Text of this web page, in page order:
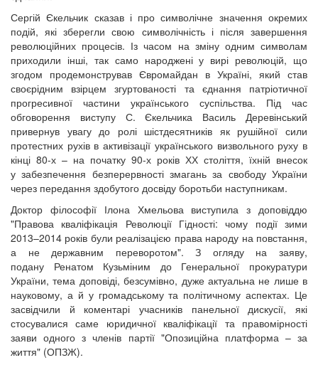
Сергій Єкельчик сказав і про символічне значення окремих
подій, які зберегли свою символічність і після завершення
революційних процесів. Із часом на зміну одним символам
приходили інші, так само народжені у вирі революцій, що
згодом продемонстрував Євромайдан в Україні, який став
своєрідним взірцем згуртованості та єднання патріотичної
прогресивної частини українського суспільства. Під час
обговорення виступу С. Єкельчика Василь Деревінський
привернув увагу до ролі шістдесятників як рушійної сили
протестних рухів в активізації українського визвольного руху в
кінці 80-х – на початку 90-х років ХХ століття, їхній внесок
у забезпечення безперервності змагань за свободу України
через передання здобутого досвіду боротьби наступникам.
Доктор філософії Ілона Хмельова виступила з доповіддю
"Правова кваліфікація Революції Гідності: чому події зими
2013–2014 років були реалізацією права народу на повстання,
а не державним переворотом". З огляду на заяву,
подану Ренатом Кузьміним до Генеральної прокуратури
України, тема доповіді, безсумівно, дуже актуальна не лише в
науковому, а й у громадському та політичному аспектах. Це
засвідчили й коментарі учасників панельної дискусії, які
стосувалися саме юридичної кваліфікації та правомірності
заяви одного з членів партії "Опозиційна платформа – за
життя" (ОПЗЖ).